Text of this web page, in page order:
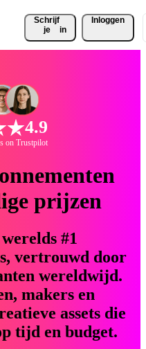
Schrijf
je
in
Inloggen
4.9
on Trustpilot
prijzen
#1
vertrouwd door
wereldwijd.
makers en
assets die
tijd en budget.